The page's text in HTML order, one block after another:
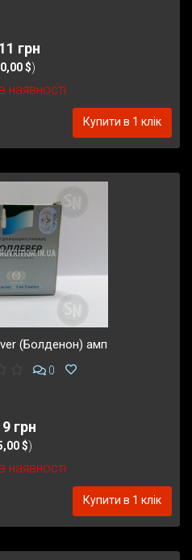
грн
$)
наявності
Купити в 1 клік
(Болденон) амп
0
грн
$)
наявності
Купити в 1 клік